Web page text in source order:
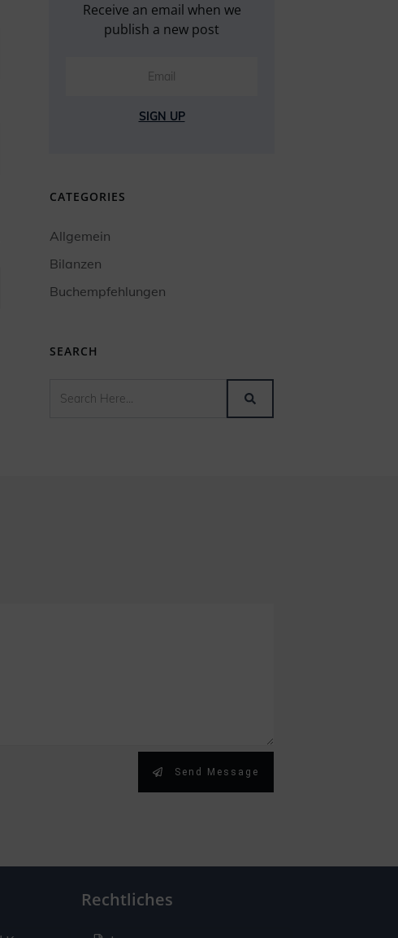
Receive an email when we
publish a new post
SIGN UP
CATEGORIES
Allgemein
Bilanzen
Buchempfehlungen
SEARCH
Send Message
Rechtliches